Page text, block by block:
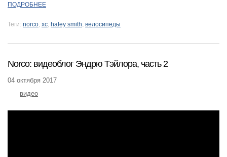
ПОДРОБНЕЕ
Теги: norco, xc, haley smith, велосипеды
Norco: видеоблог Эндрю Тэйлора, часть 2
04 октября 2017
видео